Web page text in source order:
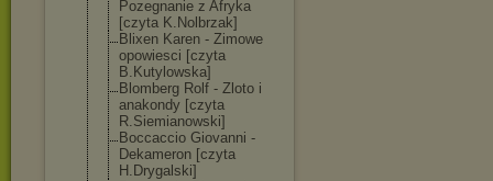
Pozegnanie z Afryka
[czyta K.Nolbrzak]
Blixen Karen - Zimowe
opowiesci [czyta
B.Kutylowska]
Blomberg Rolf - Zloto i
anakondy [czyta
R.Siemianowski]
Boccaccio Giovanni -
Dekameron [czyta
H.Drygalski]